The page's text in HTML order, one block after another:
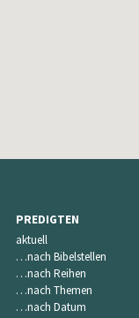
PREDIGTEN
aktuell
…nach Bibelstellen
…nach Reihen
…nach Themen
…nach Datum